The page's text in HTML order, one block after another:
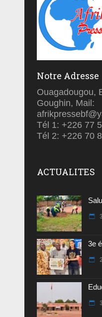
Notre Adresse
Ouagadougou,
Goughin, Mail:
Tél 1: +226 77
Tél 2: +226 70
ACTUALITES
3e